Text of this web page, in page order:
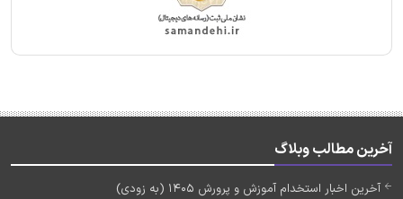
آخرین مطالب وبلاگ
آخرین اخبار استخدام آموزش و پرورش 1405 (به زودی)